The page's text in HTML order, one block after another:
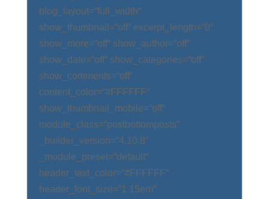
blog_layout=“full_width“
show_thumbnail=“off“ excerpt_length=“0″
show_more=“off“ show_author=“off“
show_date=“off“ show_categories=“off“
show_comments=“off“
content_color=“#FFFFFF“
show_thumbnail_mobile=“off“
module_class=“postbottomposts“
_builder_version=“4.10.8″
_module_preset=“default“
header_text_color=“#FFFFFF“
header_font_size=“1.15em“